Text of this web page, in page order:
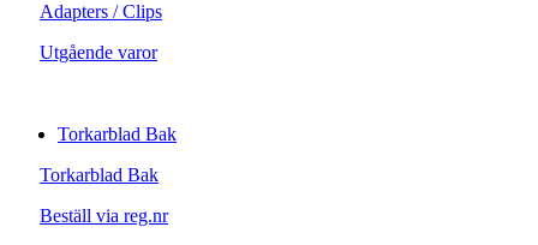
Adapters / Clips
Utgående varor
Torkarblad Bak
Torkarblad Bak
Beställ via reg.nr